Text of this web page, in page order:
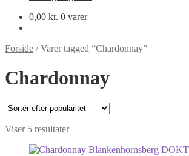
0,00 kr. 0 varer
Forside /Varer tagged “Chardonnay”
Chardonnay
Viser 5 resultaterSorteret
popularitet